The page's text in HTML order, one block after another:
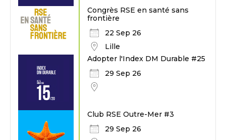
Congrès RSE en santé sans
frontière
22 Sep 26
Lille
Adopter l'Index DM Durable #25
29 Sep 26
Club RSE Outre-Mer #3
29 Sep 26